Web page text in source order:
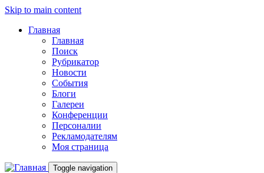
Skip to main content
Главная
Главная
Поиск
Рубрикатор
Новости
События
Блоги
Галереи
Конференции
Персоналии
Рекламодателям
Моя страница
Toggle navigation